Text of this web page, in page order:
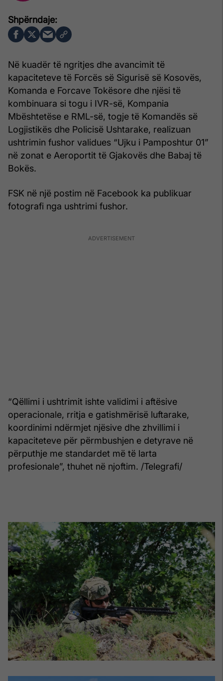
Në kuadër të ngritjes dhe avancimit të
kapaciteteve të Forcës së Sigurisë së Kosovës,
Komanda e Forcave Tokësore dhe njësi të
kombinuara si togu i IVR-së, Kompania
Mbështetëse e RML-së, togje të Komandës së
Logjistikës dhe Policisë Ushtarake, realizuan
ushtrimin fushor validues “Ujku i Pamposhtur 01”
në zonat e Aeroportit të Gjakovës dhe Babaj të
Bokës.
FSK në një postim në Facebook ka publikuar
fotografi nga ushtrimi fushor.
“Qëllimi i ushtrimit ishte validimi i aftësive
operacionale, rritja e gatishmërisë luftarake,
koordinimi ndërmjet njësive dhe zhvillimi i
kapaciteteve për përmbushjen e detyrave në
përputhje me standardet më të larta
profesionale”, thuhet në njoftim. /Telegrafi/